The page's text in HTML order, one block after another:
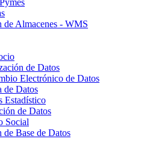
de Almacenes - WMS
de Datos
Electrónico de Datos
de Datos
Estadístico
de Datos
Social
de Base de Datos